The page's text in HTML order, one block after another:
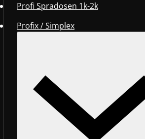
Profi Spradosen 1k-2k
Profix / Simplex